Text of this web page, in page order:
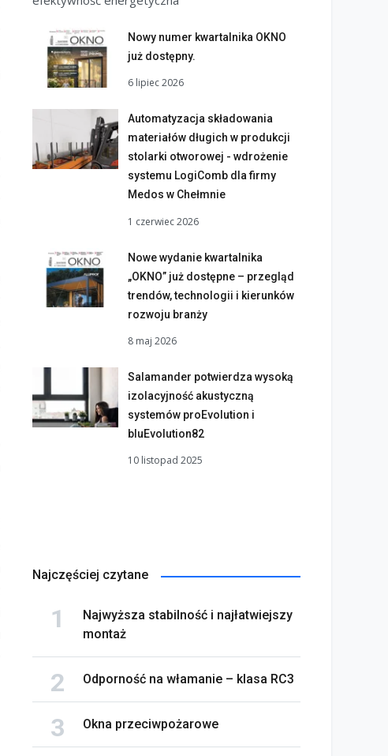
Nowy numer kwartalnika OKNO
już dostępny.
6 lipiec 2026
Automatyzacja składowania
materiałów długich w produkcji
stolarki otworowej - wdrożenie
systemu LogiComb dla firmy
Medos w Chełmnie
1 czerwiec 2026
Nowe wydanie kwartalnika
„OKNO” już dostępne – przegląd
trendów, technologii i kierunków
rozwoju branży
8 maj 2026
Salamander potwierdza wysoką
izolacyjność akustyczną
systemów proEvolution i
bluEvolution82
10 listopad 2025
Najczęściej czytane
Najwyższa stabilność i najłatwiejszy
montaż
Odporność na włamanie – klasa RC3
Okna przeciwpożarowe